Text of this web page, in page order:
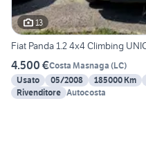
13
Fiat Panda 1.2 4x4 Climbing
4.500 €Costa Masnaga (LC)
Usato
05/2008 185000 Km
Rivenditore Autocosta